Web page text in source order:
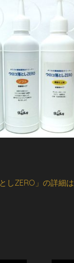
しZERO」の詳細